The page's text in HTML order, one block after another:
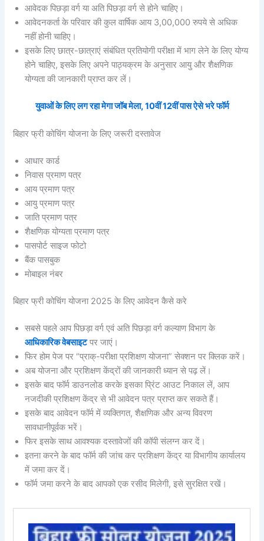
आवेदक पिछड़ा वर्ग या अति पिछड़ा वर्ग से होने चाहिए।
आवेदनकर्ता के परिवार की कुल वार्षिक आय 3,00,000 रुपये से अधिक
नहीं होनी चाहिए।
इसके लिए छात्र-छात्राएं संबंधित प्रतियोगी परीक्षा में भाग लेने के लिए योग्य
होने चाहिए, इसके लिए अपने पाठ्यक्रम के अनुसार आयु और शैक्षणिक
योग्यता की जानकारी प्राप्त कर लें।
युवाओं के लिए लग रहा मेगा जॉब मेला, 10वीं 12वीं पास ऐसे भरे फॉर्म
बिहार फ्री कोचिंग योजना के लिए जरूरी दस्तावेज
आधार कार्ड
निवास प्रमाण पत्र
आय प्रमाण पत्र
आयु प्रमाण पत्र
जाति प्रमाण पत्र
शैक्षणिक योग्यता प्रमाण पत्र
पासपोर्ट साइज फोटो
बैंक पासबुक
मोबाइल नंबर
बिहार फ्री कोचिंग योजना 2025 के लिए आवेदन कैसे करे
सबसे पहले आप पिछड़ा वर्ग एवं अति पिछड़ा वर्ग कल्याण विभाग के
आधिकारिक वेबसाइटपर जाएं।
फिर होम पेज पर “प्राक्-परीक्षा प्रशिक्षण योजना” सेक्शन पर क्लिक करें।
अब योजना और प्रशिक्षण केंद्रों की जानकारी ध्यान से पढ़ लें।
इसके बाद फॉर्म डाउनलोड करके इसका प्रिंट आउट निकाल लें, आप
नजदीकी प्रशिक्षण केंद्र से भी आवेदन पत्र प्राप्त कर सकते हैं।
इसके बाद आवेदन फॉर्म में व्यक्तिगत, शैक्षणिक और अन्य विवरण
सावधानीपूर्वक भरें।
फिर इसके साथ आवश्यक दस्तावेजों की कॉपी संलग्न कर दें।
इतना करने के बाद फॉर्म की जांच कर प्रशिक्षण केंद्र या विभागीय कार्यालय
में जमा कर दें।
फॉर्म जमा करने के बाद आपको एक रसीद मिलेगी, इसे सुरक्षित रखें।